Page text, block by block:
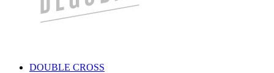
DOUBLE CROSS